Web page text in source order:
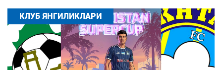
КЛУБ ЯНГИЛИКЛАРИ